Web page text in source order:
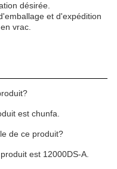
désirée.
et d'expédition
vrac.
est chunfa.
de ce produit?
est 12000DS-A.